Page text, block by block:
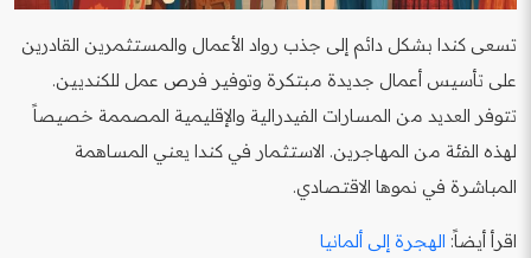
تسعى كندا بشكل دائم إلى جذب رواد الأعمال والمستثمرين القادرين
على تأسيس أعمال جديدة مبتكرة وتوفير فرص عمل للكنديين.
تتوفر العديد من المسارات الفيدرالية والإقليمية المصممة خصيصاً
لهذه الفئة من المهاجرين. الاستثمار في كندا يعني المساهمة
المباشرة في نموها الاقتصادي.
اقرأ أيضاً: الهجرة إلى ألمانيا